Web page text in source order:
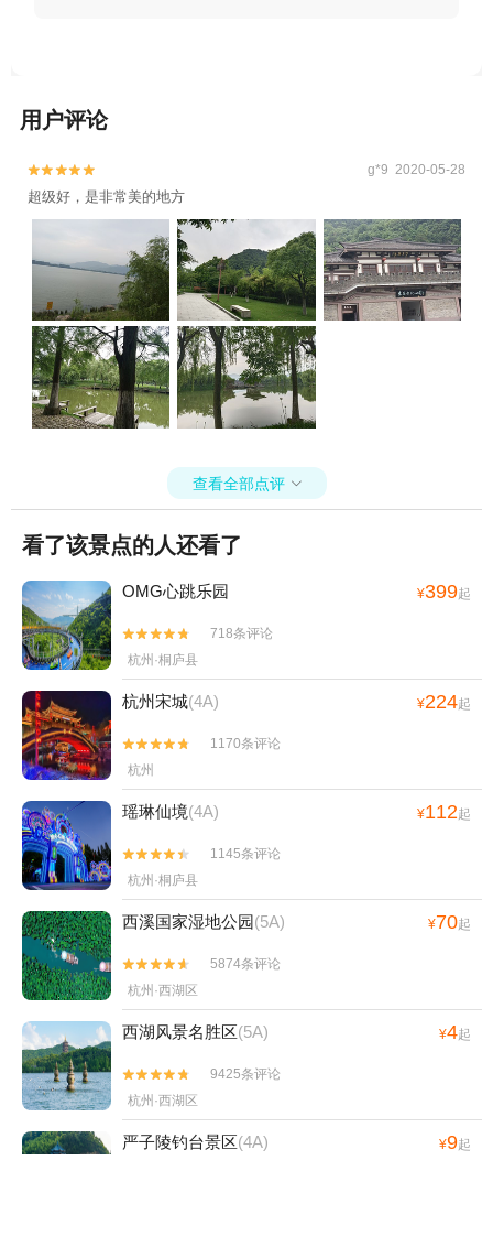
用户评论

 g*9 2020-05-28
超级好，是非常美的地方
查看全部点评 
看了该景点的人还看了
OMG心跳乐园 ¥399起


718条评论
杭州·桐庐县
杭州宋城(4A) ¥224起


1170条评论
杭州
瑶琳仙境(4A) ¥112起


1145条评论
杭州·桐庐县
西溪国家湿地公园(5A) ¥70起


5874条评论
杭州·西湖区
西湖风景名胜区(5A) ¥4起


9425条评论
杭州·西湖区
严子陵钓台景区(4A) ¥9起